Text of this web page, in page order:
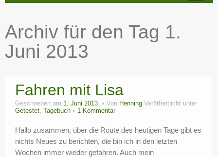
Reiseberichte
Unterwegs
Freizeit
Wohnmobil-Technik
?
Archiv für den Tag 1.
Juni 2013
Fahren mit Lisa
Geschrieben am 1. Juni 2013 Von Henning Veröffentlicht unter
Getestet, Tagebuch 1 Kommentar
Hallo zusammen, über die Route des heutigen Tage gibt es
nichts Neues zu berichten, die bin ich in den letzten
Wochen immer wieder gefahren. Auch mein